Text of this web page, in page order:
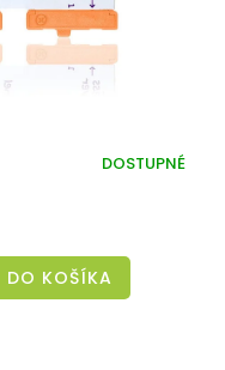
DOSTUPNÉ
DO KOŠÍKA